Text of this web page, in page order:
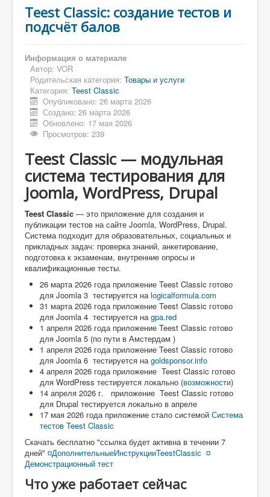
Teest Classic: создание тестов и
подсчёт балов
Информация о материале
Автор: VOR
Родительская категория: Товары и услуги
Категория: Teest Classic
Опубликовано: 26 марта 2026
Создано: 26 марта 2026
Обновлено: 17 мая 2026
Просмотров: 239
Teest Classic — модульная
система тестирования для
Joomla, WordPress, Drupal
Teest Classic — это приложение для создания и
публикации тестов на сайте Joomla, WordPress, Drupal.
Система подходит для образовательных, социальных и
прикладных задач: проверка знаний, анкетирование,
подготовка к экзаменам, внутренние опросы и
квалификационные тесты.
26 марта 2026 года приложение Teest Classic готово
для Joomla 3 тестируется наlogicalformula.com
31 марта 2026 года приложение Teest Classic готово
для Joomla 4 тестируется наgpa.red
1 апреля 2026 года приложение Teest Classic готово
для Joomla 5 (по пути в Амстердам )
1 апреля 2026 года приложение Teest Classic готово
для Joomla 6 тестируется наgoldsponsor.info
4 апреля 2026 года приложение Teest Classic готово
для WordPress тестируется локально (возможности)
14 апреля 2026 г. приложение Teest Classic готово
для Drupal тестируется локально в апреле
17 мая 2026 года приложение стало системой Система
тестов Teest Classic
Скачать бесплатно "ссылка будет активна в течении 7
дней" ¤ДополнительныеИнструкцииTeestClassic ¤
Демонстрационный тест
Что уже работает сейчас